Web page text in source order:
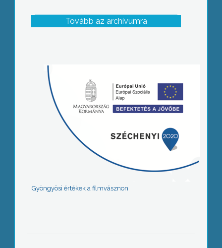
Tovább az archívumra
Gyöngyösi értékek a filmvásznon